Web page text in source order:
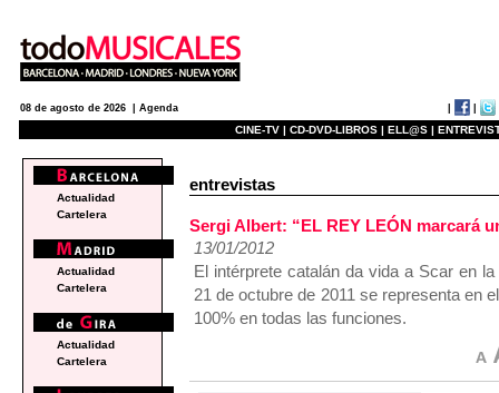
08 de agosto de 2026 | Agenda
CINE-TV | CD-DVD-LIBROS | ELL@S |
entrevistas
Sergi Albert: “EL REY LEÓN marcará
13/01/2012
El intérprete catalán da vida a Scar en
21 de octubre de 2011 se representa en
100% en todas las funciones.
Actualidad
Cartelera
Actualidad
Cartelera
Actualidad
Cartelera